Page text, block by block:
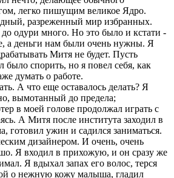
легко пишущим великое Ядро.
разреженный мир избранных.
до одури много. Но это было и кстати -
а деньги нам были очень нужны. Я
Митя не будет. Пусть
было спорить, но я повел себя, как
думать о работе.
А что еще оставалось делать? Я
вымотанный до предела;
в моей голове продолжал играть с
А Митя после института заходил в
готовил ужин и садился заниматься.
дизайнером. И очень, очень
Я входил в прихожую, и он сразу же
Я вдыхал запах его волос, терся
о нежную кожу малыша, гладил